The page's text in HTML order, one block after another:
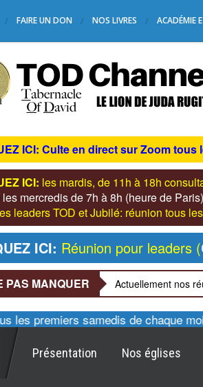
FAIRE UN DON NOS LIVRES ACADÉMIE
ICI: Culte en direct sur Zoom
ICI: les mardis, de 11h à 18h
mercredis de 7h à 8h (heure de
leaders TOD et Jubilé: réunion tous
ICI: Réunion pour leaders (
PAS MANQUER Actuellement nos
premiers samedis de chaque
Présentation Nos églises